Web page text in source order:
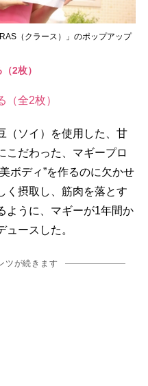
（クラース）」のポップアップ
2枚）
（全2枚）
ソイ）を使用した、甘
こだわった、マギープロ
ボディ”を作るのに欠かせ
く摂取し、筋肉を落とす
ように、マギーが1年間か
ースした。
ツが続きます